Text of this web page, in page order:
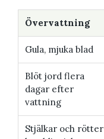
Övervattning
Gula, mjuka blad
Blöt jord flera
dagar efter
vattning
Stjälkar och rötter